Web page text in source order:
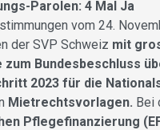
Parolen: 4 Mal Ja
vom 24.
der SVP Schweiz mit
zum Bundesbeschluss
2023 für die
Mietrechtsvorlagen. Bei
Pflegefinanzierung